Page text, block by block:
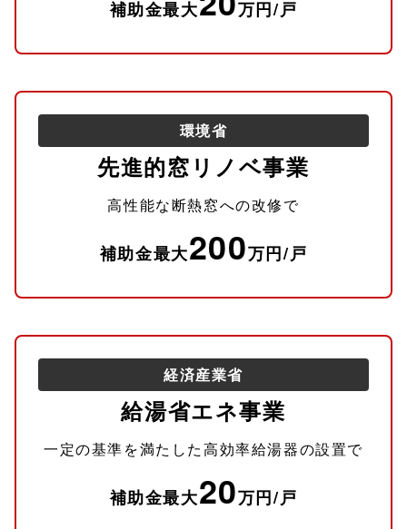
補助金最大 万円/戸
環境省
先進的窓リノベ事業
高性能な断熱窓への改修で
補助金最大200万円/戸
経済産業省
給湯省エネ事業
一定の基準を満たした高効率給湯器の設置で
補助金最大20万円/戸